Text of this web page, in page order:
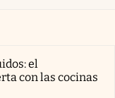
el
con las cocinas